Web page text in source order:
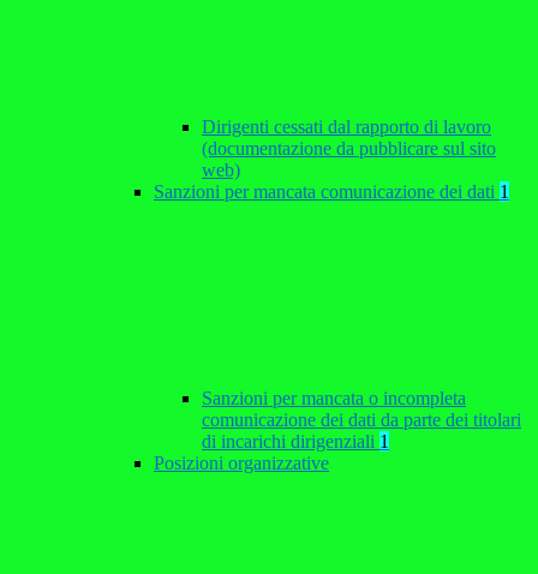
Dirigenti cessati dal rapporto di lavoro
(documentazione da pubblicare sul sito
web)
Sanzioni per mancata comunicazione dei dati 1
Sanzioni per mancata o incompleta
comunicazione dei dati da parte dei titolari
di incarichi dirigenziali 1
Posizioni organizzative